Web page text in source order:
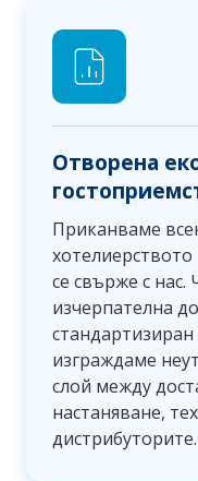
Отворена
Приканваме
се свърже с нас.
изчерпателна
изграждаме
слой между
настаняване,
дистрибуторите.